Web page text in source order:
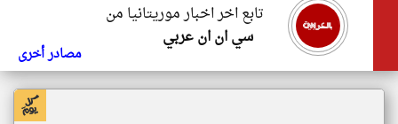
تابع اخر اخبار موريتانيا من
سي ان ان عربي
مصادر أخرى